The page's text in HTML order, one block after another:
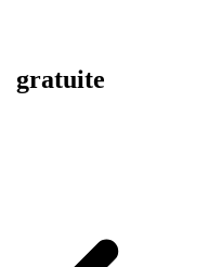
gratuite